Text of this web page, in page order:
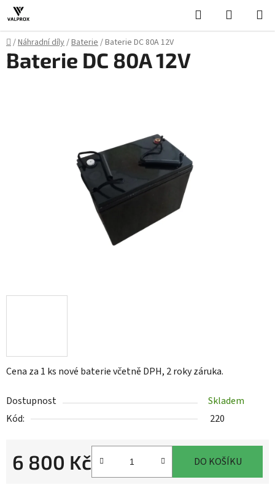
Přejít
na
obsah
Hledat
KOŠÍK
Domů
/Náhradní díly/Baterie/Baterie DC 80A 12V
Cena za 1 ks nové baterie včetně DPH, 2 roky záruka.
Dostupnost
Skladem
Kód:
220
6 800 Kč DO KOŠÍKU
Baterie DC 80A 12V